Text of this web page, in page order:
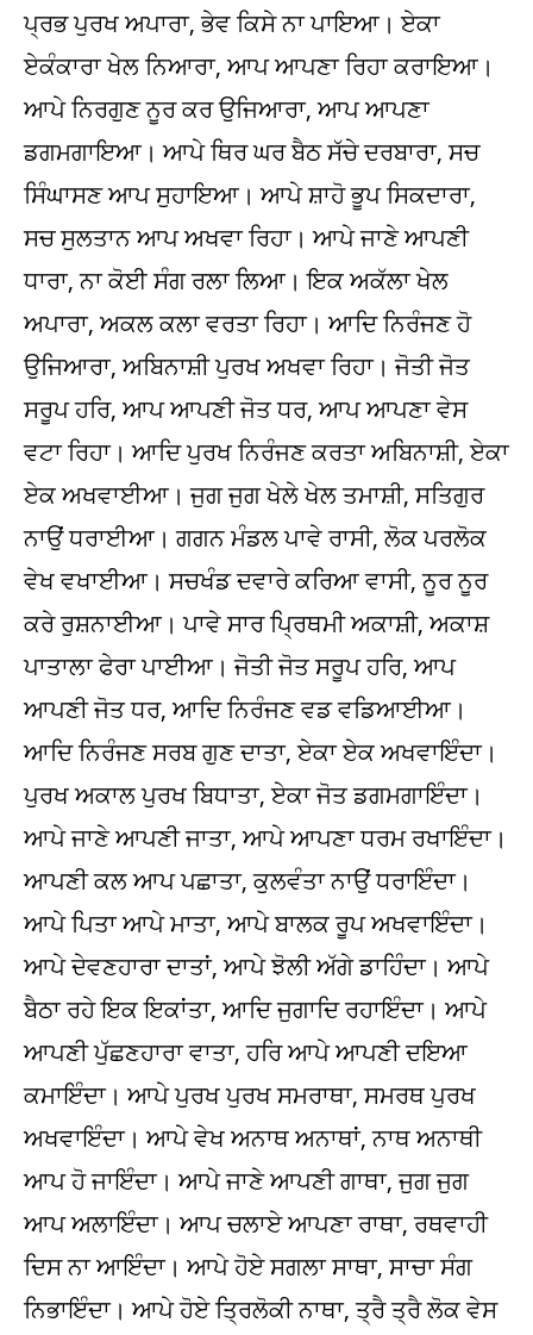
ਪ੍ਰਭ ਪੁਰਖ ਅਪਾਰਾ, ਭੇਵ ਕਿਸੇ ਨਾ ਪਾਇਆ। ਏਕਾ
ਏਕੰਕਾਰਾ ਖੇਲ ਨਿਆਰਾ, ਆਪ ਆਪਣਾ ਰਿਹਾ ਕਰਾਇਆ।
ਆਪੇ ਨਿਰਗੁਣ ਨੂਰ ਕਰ ਉਜਿਆਰਾ, ਆਪ ਆਪਣਾ
ਡਗਮਗਾਇਆ। ਆਪੇ ਥਿਰ ਘਰ ਬੈਠ ਸੱਚੇ ਦਰਬਾਰਾ, ਸਚ
ਸਿੰਘਾਸਣ ਆਪ ਸੁਹਾਇਆ। ਆਪੇ ਸ਼ਾਹੋ ਭੂਪ ਸਿਕਦਾਰਾ,
ਸਚ ਸੁਲਤਾਨ ਆਪ ਅਖਵਾ ਰਿਹਾ। ਆਪੇ ਜਾਣੇ ਆਪਣੀ
ਧਾਰਾ, ਨਾ ਕੋਈ ਸੰਗ ਰਲਾ ਲਿਆ। ਇਕ ਅਕੱਲਾ ਖੇਲ
ਅਪਾਰਾ, ਅਕਲ ਕਲਾ ਵਰਤਾ ਰਿਹਾ। ਆਦਿ ਨਿਰੰਜਣ ਹੋ
ਉਜਿਆਰਾ, ਅਬਿਨਾਸ਼ੀ ਪੁਰਖ ਅਖਵਾ ਰਿਹਾ। ਜੋਤੀ ਜੋਤ
ਸਰੂਪ ਹਰਿ, ਆਪ ਆਪਣੀ ਜੋਤ ਧਰ, ਆਪ ਆਪਣਾ ਵੇਸ
ਵਟਾ ਰਿਹਾ। ਆਦਿ ਪੁਰਖ ਨਿਰੰਜਣ ਕਰਤਾ ਅਬਿਨਾਸ਼ੀ, ਏਕਾ
ਏਕ ਅਖਵਾਈਆ। ਜੁਗ ਜੁਗ ਖੇਲੇ ਖੇਲ ਤਮਾਸ਼ੀ, ਸਤਿਗੁਰ
ਨਾਉਂ ਧਰਾਈਆ। ਗਗਨ ਮੰਡਲ ਪਾਵੇ ਰਾਸੀ, ਲੋਕ ਪਰਲੋਕ
ਵੇਖ ਵਖਾਈਆ। ਸਚਖੰਡ ਦਵਾਰੇ ਕਰਿਆ ਵਾਸੀ, ਨੂਰ ਨੂਰ
ਕਰੇ ਰੁਸ਼ਨਾਈਆ। ਪਾਵੇ ਸਾਰ ਪ੍ਰਿਥਮੀ ਅਕਾਸ਼ੀ, ਅਕਾਸ਼
ਪਾਤਾਲਾ ਫੇਰਾ ਪਾਈਆ। ਜੋਤੀ ਜੋਤ ਸਰੂਪ ਹਰਿ, ਆਪ
ਆਪਣੀ ਜੋਤ ਧਰ, ਆਦਿ ਨਿਰੰਜਣ ਵਡ ਵਡਿਆਈਆ।
ਆਦਿ ਨਿਰੰਜਣ ਸਰਬ ਗੁਣ ਦਾਤਾ, ਏਕਾ ਏਕ ਅਖਵਾਇੰਦਾ।
ਪੁਰਖ ਅਕਾਲ ਪੁਰਖ ਬਿਧਾਤਾ, ਏਕਾ ਜੋਤ ਡਗਮਗਾਇੰਦਾ।
ਆਪੇ ਜਾਣੇ ਆਪਣੀ ਜਾਤਾ, ਆਪੇ ਆਪਣਾ ਧਰਮ ਰਖਾਇੰਦਾ।
ਆਪਣੀ ਕਲ ਆਪ ਪਛਾਤਾ, ਕੁਲਵੰਤਾ ਨਾਉਂ ਧਰਾਇੰਦਾ।
ਆਪੇ ਪਿਤਾ ਆਪੇ ਮਾਤਾ, ਆਪੇ ਬਾਲਕ ਰੂਪ ਅਖਵਾਇੰਦਾ।
ਆਪੇ ਦੇਵਣਹਾਰਾ ਦਾਤਾਂ, ਆਪੇ ਝੋਲੀ ਅੱਗੇ ਡਾਹਿੰਦਾ। ਆਪੇ
ਬੈਠਾ ਰਹੇ ਇਕ ਇਕਾਂਤਾ, ਆਦਿ ਜੁਗਾਦਿ ਰਹਾਇੰਦਾ। ਆਪੇ
ਆਪਣੀ ਪੁੱਛਣਹਾਰਾ ਵਾਤਾ, ਹਰਿ ਆਪੇ ਆਪਣੀ ਦਇਆ
ਕਮਾਇੰਦਾ। ਆਪੇ ਪੁਰਖ ਪੁਰਖ ਸਮਰਾਥਾ, ਸਮਰਥ ਪੁਰਖ
ਅਖਵਾਇੰਦਾ। ਆਪੇ ਵੇਖ ਅਨਾਥ ਅਨਾਥਾਂ, ਨਾਥ ਅਨਾਥੀ
ਆਪ ਹੋ ਜਾਇੰਦਾ। ਆਪੇ ਜਾਣੇ ਆਪਣੀ ਗਾਥਾ, ਜੁਗ ਜੁਗ
ਆਪ ਅਲਾਇੰਦਾ। ਆਪ ਚਲਾਏ ਆਪਣਾ ਰਾਥਾ, ਰਥਵਾਹੀ
ਦਿਸ ਨਾ ਆਇੰਦਾ। ਆਪੇ ਹੋਏ ਸਗਲਾ ਸਾਥਾ, ਸਾਚਾ ਸੰਗ
ਨਿਭਾਇੰਦਾ। ਆਪੇ ਹੋਏ ਤ੍ਰਿਲੋਕੀ ਨਾਥਾ, ਤ੍ਰੈ ਤ੍ਰੈ ਲੋਕ ਵੇਸ